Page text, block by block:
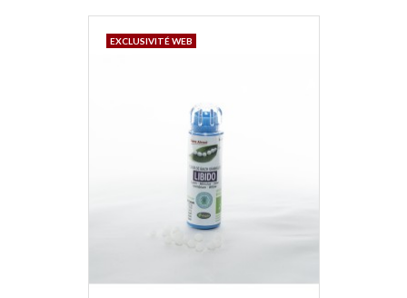
EXCLUSIVITÉ WEB